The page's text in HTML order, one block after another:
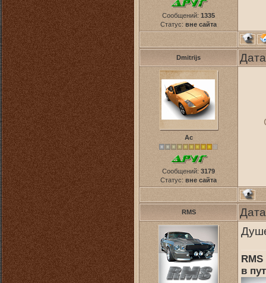
Сообщений: 1335
Статус: вне сайта
Dmitrijs
Ас
Сообщений: 3179
Статус: вне сайта
RMS
в